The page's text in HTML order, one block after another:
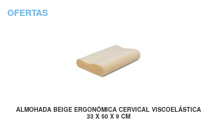
OFERTAS
ALMOHADA BEIGE ERGONÓMICA CERVICAL VISCOELÁSTICA
33 X 50 X 9 CM